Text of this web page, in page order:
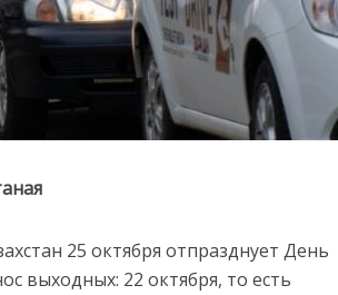
25 октября отпразднует День
выходных: 22 октября, то есть